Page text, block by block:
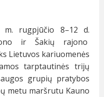
m. rugpjūčio 8–12 d.
ir Šakių rajono
Lietuvos kariuomenės
tarptautinės trijų
grupių pratybos
metu maršrutu Kauno